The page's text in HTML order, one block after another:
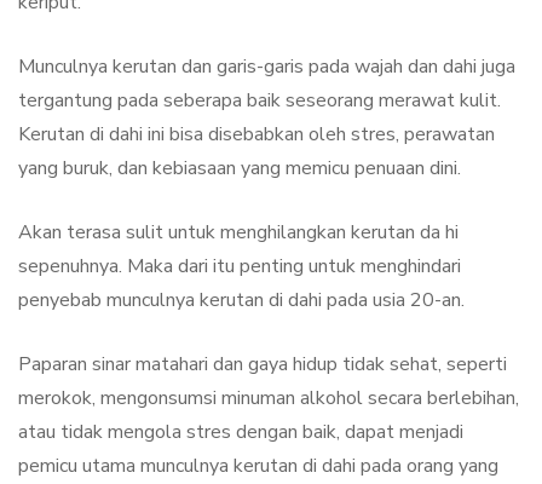
Munculnya kerutan dan garis-garis pada wajah dan dahi juga
tergantung pada seberapa baik seseorang merawat kulit.
Kerutan di dahi ini bisa disebabkan oleh stres, perawatan
yang buruk, dan kebiasaan yang memicu penuaan dini.
Akan terasa sulit untuk menghilangkan kerutan da hi
sepenuhnya. Maka dari itu penting untuk menghindari
penyebab munculnya kerutan di dahi pada usia 20-an.
Paparan sinar matahari dan gaya hidup tidak sehat, seperti
merokok, mengonsumsi minuman alkohol secara berlebihan,
atau tidak mengola stres dengan baik, dapat menjadi
pemicu utama munculnya kerutan di dahi pada orang yang